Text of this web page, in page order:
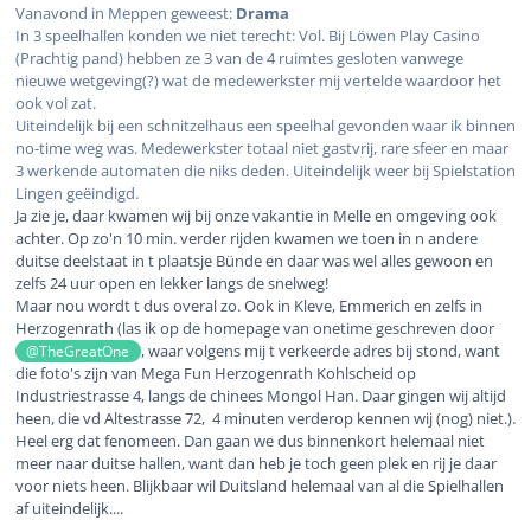
Vanavond in Meppen geweest: Drama
In 3 speelhallen konden we niet terecht: Vol. Bij Löwen Play Casino
(Prachtig pand) hebben ze 3 van de 4 ruimtes gesloten vanwege
nieuwe wetgeving(?) wat de medewerkster mij vertelde waardoor het
ook vol zat.
Uiteindelijk bij een schnitzelhaus een speelhal gevonden waar ik binnen
no-time weg was. Medewerkster totaal niet gastvrij, rare sfeer en maar
3 werkende automaten die niks deden. Uiteindelijk weer bij Spielstation
Lingen geëindigd.
Ja zie je, daar kwamen wij bij onze vakantie in Melle en omgeving ook
achter. Op zo'n 10 min. verder rijden kwamen we toen in n andere
duitse deelstaat in t plaatsje Bünde en daar was wel alles gewoon en
zelfs 24 uur open en lekker langs de snelweg!
Maar nou wordt t dus overal zo. Ook in Kleve, Emmerich en zelfs in
Herzogenrath (las ik op de homepage van onetime geschreven door
@TheGreatOne
, waar volgens mij t verkeerde adres bij stond, want
die foto's zijn van Mega Fun Herzogenrath Kohlscheid op
Industriestrasse 4, langs de chinees Mongol Han. Daar gingen wij altijd
heen, die vd Altestrasse 72, 4 minuten verderop kennen wij (nog) niet.).
Heel erg dat fenomeen. Dan gaan we dus binnenkort helemaal niet
meer naar duitse hallen, want dan heb je toch geen plek en rij je daar
voor niets heen. Blijkbaar wil Duitsland helemaal van al die Spielhallen
af uiteindelijk....